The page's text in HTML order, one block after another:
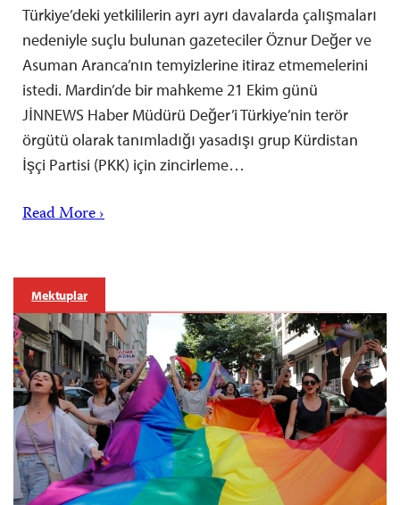
Türkiye’deki yetkililerin ayrı ayrı davalarda çalışmaları
nedeniyle suçlu bulunan gazeteciler Öznur Değer ve
Asuman Aranca’nın temyizlerine itiraz etmemelerini
istedi. Mardin’de bir mahkeme 21 Ekim günü
JİNNEWS Haber Müdürü Değer’i Türkiye’nin terör
örgütü olarak tanımladığı yasadışı grup Kürdistan
İşçi Partisi (PKK) için zincirleme…
Read More ›
Mektuplar